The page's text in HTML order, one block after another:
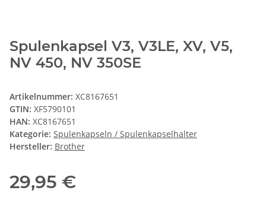
Spulenkapsel V3, V3LE, XV, V5,
NV 450, NV 350SE
Artikelnummer: XC8167651
GTIN: XF5790101
HAN: XC8167651
Kategorie: Spulenkapseln / Spulenkapselhalter
Hersteller: Brother
29,95 €